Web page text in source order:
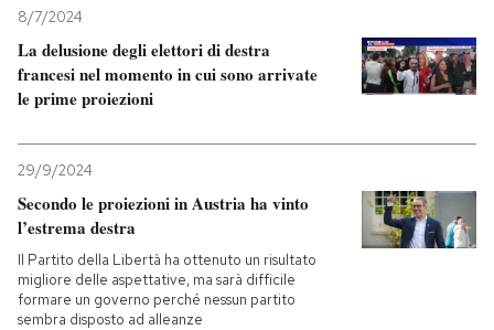
8/7/2024
La delusione degli elettori di destra
francesi nel momento in cui sono arrivate
le prime proiezioni
29/9/2024
Secondo le proiezioni in Austria ha vinto
l’estrema destra
Il Partito della Libertà ha ottenuto un risultato
migliore delle aspettative, ma sarà difficile
formare un governo perché nessun partito
sembra disposto ad alleanze